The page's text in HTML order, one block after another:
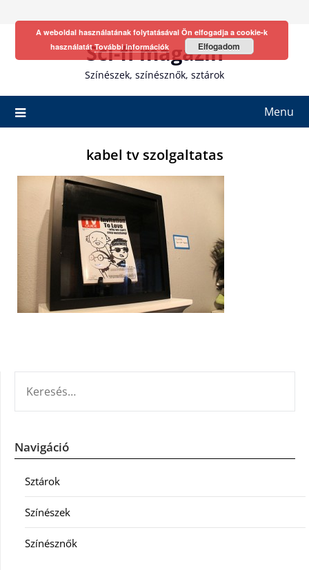
Sci-fi magazin
Színészek, színésznők, sztárok
Menu
kabel tv szolgaltatas
Navigáció
Sztárok
Színészek
Színésznők
A weboldal használatának folytatásával Ön elfogadja a cookie-k
használatátTovábbi információk Elfogadom